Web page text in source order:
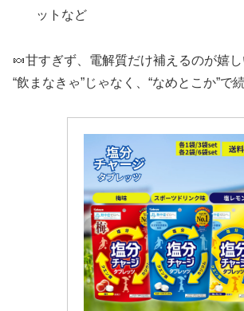
ットなど
🍬甘すぎず、電解質だけ補えるのが嬉し
“飲まなきゃ”じゃなく、“なめとこか”で